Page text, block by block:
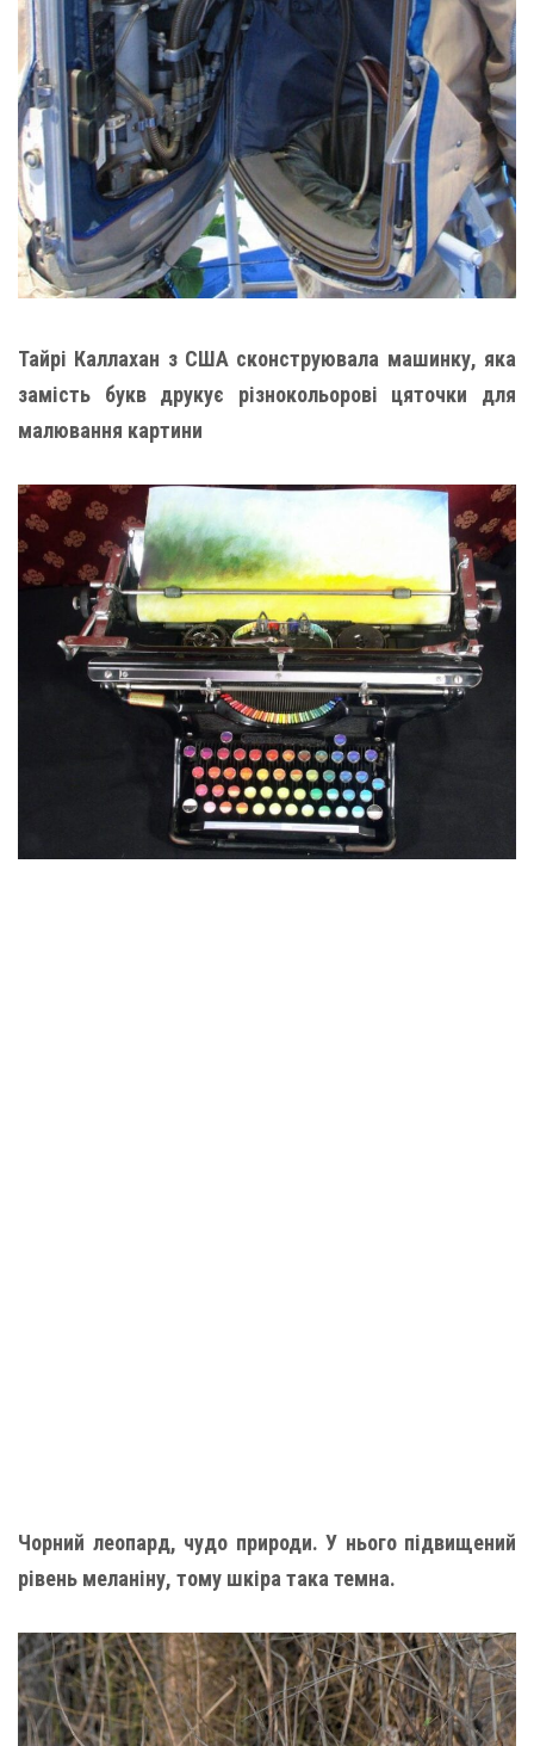
Тайрі Каллахан з США сконструювала машинку, яка
замість букв друкує різнокольорові цяточки для
малювання картини
Чорний леопард, чудо природи. У нього підвищений
рівень меланіну, тому шкіра така темна.